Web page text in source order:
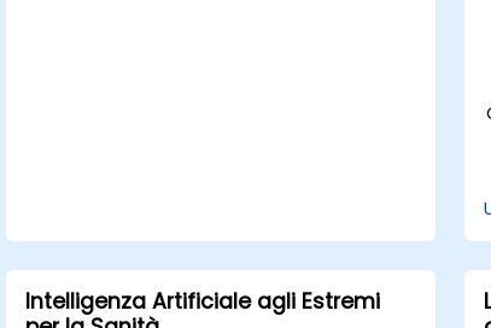
Intelligenza Artificiale agli Estremi